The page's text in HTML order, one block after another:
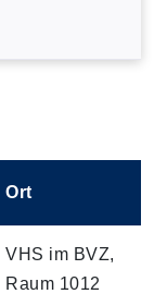
Ort
VHS im BVZ,
Raum 1012